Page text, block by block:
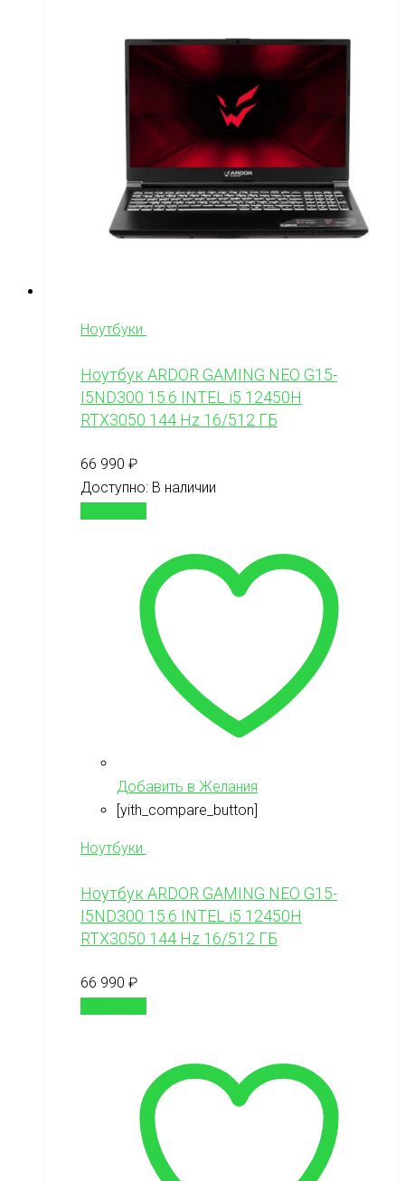
Ноутбуки
Ноутбук ARDOR GAMING NEO G15-
I5ND300 15.6 INTEL i5 12450H
RTX3050 144 Hz 16/512 ГБ
66 990 ₽
Доступно: В наличии
Добавить в Желания
[yith_compare_button]
Ноутбуки
Ноутбук ARDOR GAMING NEO G15-
I5ND300 15.6 INTEL i5 12450H
RTX3050 144 Hz 16/512 ГБ
66 990 ₽